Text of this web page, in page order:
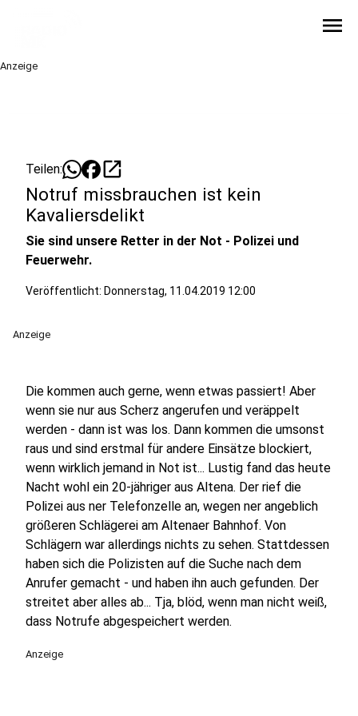
menu
Anzeige
Teilen: open_in_new
Notruf missbrauchen ist kein
Kavaliersdelikt
Sie sind unsere Retter in der Not - Polizei und
Feuerwehr.
Veröffentlicht: Donnerstag, 11.04.2019 12:00
Anzeige
Die kommen auch gerne, wenn etwas passiert! Aber
wenn sie nur aus Scherz angerufen und veräppelt
werden - dann ist was los. Dann kommen die umsonst
raus und sind erstmal für andere Einsätze blockiert,
wenn wirklich jemand in Not ist... Lustig fand das heute
Nacht wohl ein 20-jähriger aus Altena. Der rief die
Polizei aus ner Telefonzelle an, wegen ner angeblich
größeren Schlägerei am Altenaer Bahnhof. Von
Schlägern war allerdings nichts zu sehen. Stattdessen
haben sich die Polizisten auf die Suche nach dem
Anrufer gemacht - und haben ihn auch gefunden. Der
streitet aber alles ab... Tja, blöd, wenn man nicht weiß,
dass Notrufe abgespeichert werden.
Anzeige